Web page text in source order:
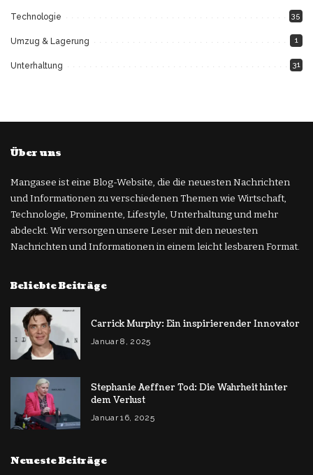
Technologie 35
Umzug & Lagerung 1
Unterhaltung 31
Über uns
Mangasee ist eine Blog-Website, die die neuesten Nachrichten
und Informationen zu verschiedenen Themen wie Wirtschaft,
Technologie, Prominente, Lifestyle, Unterhaltung und mehr
abdeckt. Wir versorgen unsere Leser mit den neuesten
Nachrichten und Informationen in einem leicht lesbaren Format.
Beliebte Beiträge
Carrick Murphy: Ein inspirierender Innovator
Januar 8, 2025
Stephanie Aeffner Tod: Die Wahrheit hinter
dem Verlust
Januar 16, 2025
Neueste Beiträge